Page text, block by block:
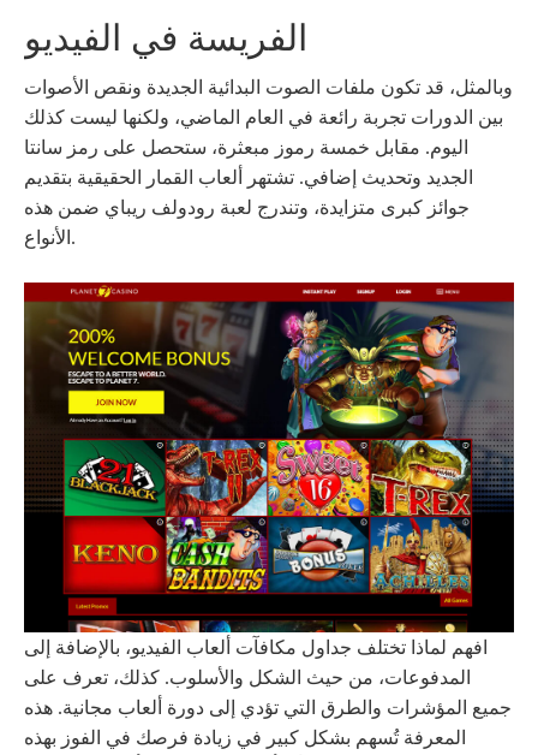
الفريسة في الفيديو
وبالمثل، قد تكون ملفات الصوت البدائية الجديدة ونقص الأصوات
بين الدورات تجربة رائعة في العام الماضي، ولكنها ليست كذلك
اليوم. مقابل خمسة رموز مبعثرة، ستحصل على رمز سانتا
الجديد وتحديث إضافي. تشتهر ألعاب القمار الحقيقية بتقديم
جوائز كبرى متزايدة، وتندرج لعبة رودولف ريباي ضمن هذه
الأنواع.
افهم لماذا تختلف جداول مكافآت ألعاب الفيديو، بالإضافة إلى
المدفوعات، من حيث الشكل والأسلوب. كذلك، تعرف على
جميع المؤشرات والطرق التي تؤدي إلى دورة ألعاب مجانية. هذه
المعرفة تُسهم بشكل كبير في زيادة فرصك في الفوز بهذه